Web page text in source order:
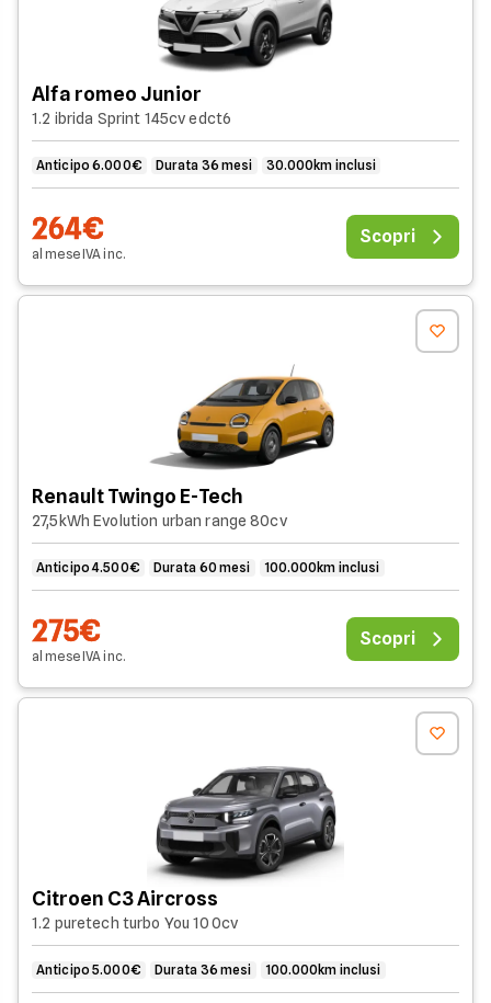
Alfa romeo Junior
1.2 ibrida Sprint 145cv edct6
Anticipo 6.000€ Durata 36 mesi 30.000km inclusi
264€
al meseIVAinc.
Scopri
Renault Twingo E-Tech
27,5kWh Evolution urban range 80cv
Anticipo 4.500€ Durata 60 mesi 100.000km inclusi
275€
al meseIVAinc.
Scopri
Citroen C3 Aircross
1.2 puretech turbo You 100cv
Anticipo 5.000€ Durata 36 mesi 100.000km inclusi